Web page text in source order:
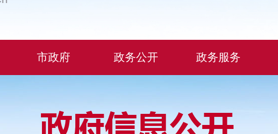
市政府 政务公开 政务服务